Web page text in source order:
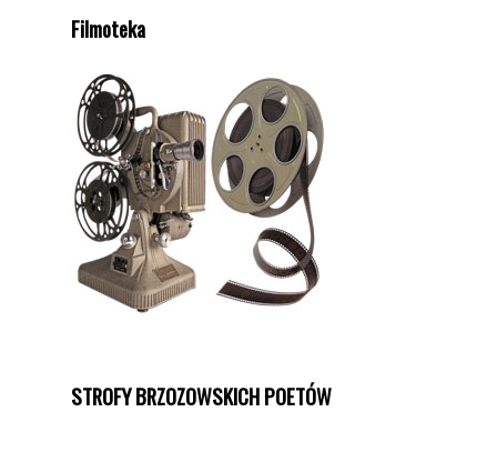
Filmoteka
STROFY BRZOZOWSKICH POETÓW